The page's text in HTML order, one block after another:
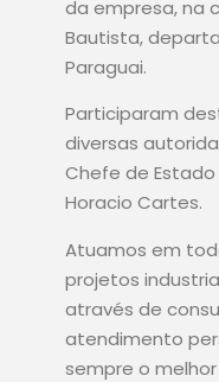
da empresa, na
Bautista,
Paraguai.
Participaram
diversas
Chefe de
Horacio Cartes.
Atuamos em
projetos
através de
atendimento
sempre o